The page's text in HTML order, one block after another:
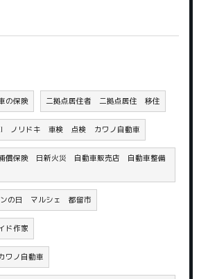
の保険 二拠点居住者 二拠点居住 移住
ノリドキ 車検 点検 カワノ自動車
償保険 日新火災 自動車販売店 自動車整備
の日 マルシェ 都留市
ド作家
ワノ自動車